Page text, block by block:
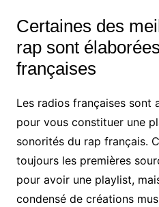
Certaines des
rap sont
françaises
Les radios françaises sont
pour vous constituer une
sonorités du rap français.
toujours les premières
pour avoir une playlist,
condensé de créations